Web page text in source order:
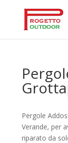
Pergole
Verande, per
riparato da